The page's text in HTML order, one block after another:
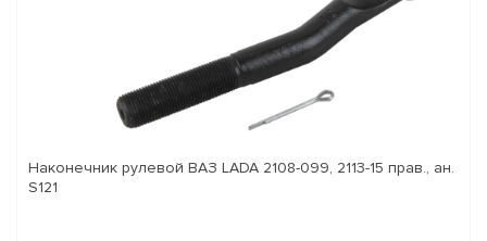
Наконечник рулевой ВАЗ LADA 2108-099, 2113-15 прав., ан.
S121